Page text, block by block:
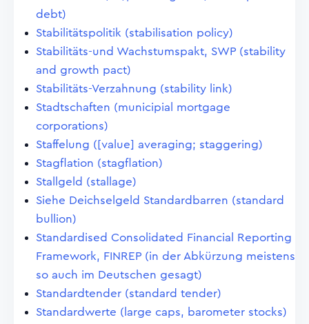
debt)
Stabilitätspolitik (stabilisation policy)
Stabilitäts-und Wachstumspakt, SWP (stability
and growth pact)
Stabilitäts-Verzahnung (stability link)
Stadtschaften (municipial mortgage
corporations)
Staffelung ([value] averaging; staggering)
Stagflation (stagflation)
Stallgeld (stallage)
Siehe Deichselgeld Standardbarren (standard
bullion)
Standardised Consolidated Financial Reporting
Framework, FINREP (in der Abkürzung meistens
so auch im Deutschen gesagt)
Standardtender (standard tender)
Standardwerte (large caps, barometer stocks)